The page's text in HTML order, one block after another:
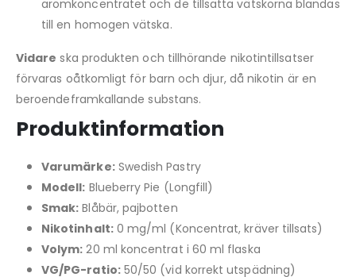
aromkoncentratet och de tillsatta vätskorna blandas
till en homogen vätska.
Vidare ska produkten och tillhörande nikotintillsatser
förvaras oåtkomligt för barn och djur, då nikotin är en
beroendeframkallande substans.
Produktinformation
Varumärke:Swedish Pastry
Modell: Blueberry Pie (Longfill)
Smak: Blåbär, pajbotten
Nikotinhalt:0 mg/ml (Koncentrat, kräver tillsats)
Volym: 20 ml koncentrat i 60 ml flaska
VG/PG-ratio:50/50 (vid korrekt utspädning)